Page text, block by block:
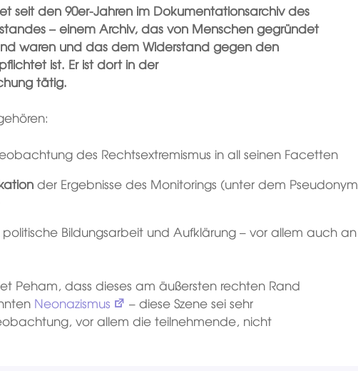
seit den 90er-Jahren im Dokumentationsarchiv des
– einem Archiv, das von Menschen gegründet
waren und das dem Widerstand gegen den
ist. Er ist dort in der
tätig.
des Rechtsextremismus in all seinen Facetten
der Ergebnisse des Monitorings (unter dem Pseudonym
politische Bildungsarbeit und Aufklärung – vor allem auch an
Peham, dass dieses am äußersten rechten Rand
Neonazismus
– diese Szene sei sehr
vor allem die teilnehmende, nicht